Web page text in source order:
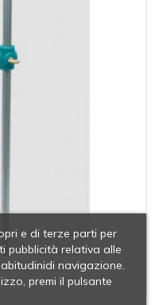
e di terze parti per
pubblicità relativa alle
navigazione.
premi il pulsante